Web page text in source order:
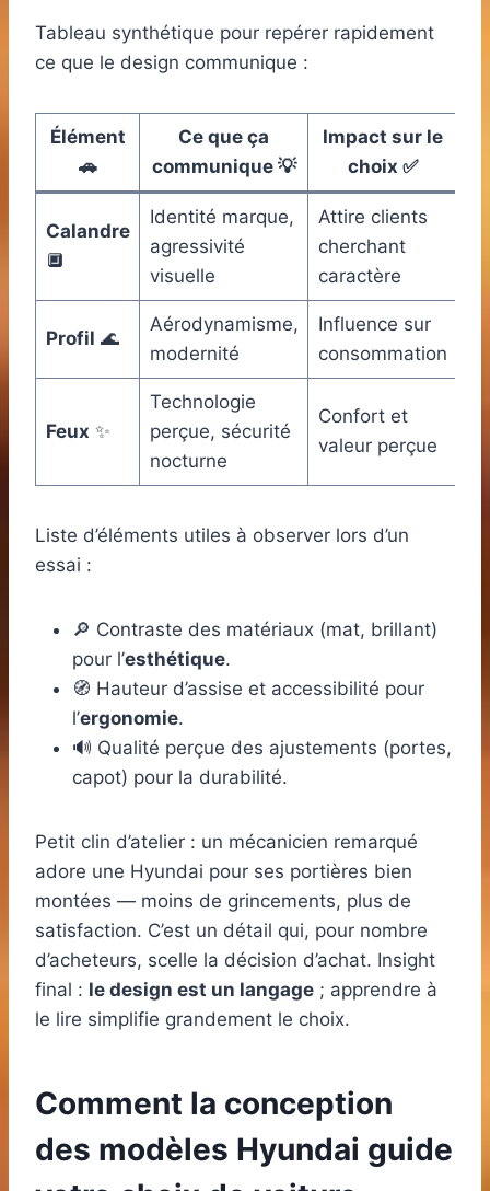
Tableau synthétique pour repérer rapidement
ce que le design communique :
Élément
🚗
Ce que ça
communique 💡
Impact sur le
choix ✅
Calandre
🔲
Identité marque,
agressivité
visuelle
Attire clients
cherchant
caractère
Profil 🌊
Aérodynamisme,
modernité
Influence sur
consommation
Feux ✨
Technologie
perçue, sécurité
nocturne
Confort et
valeur perçue
Liste d’éléments utiles à observer lors d’un
essai :
🔎 Contraste des matériaux (mat, brillant)
pour l’esthétique.
🧭 Hauteur d’assise et accessibilité pour
l’ergonomie.
🔊 Qualité perçue des ajustements (portes,
capot) pour la durabilité.
Petit clin d’atelier : un mécanicien remarqué
adore une Hyundai pour ses portières bien
montées — moins de grincements, plus de
satisfaction. C’est un détail qui, pour nombre
d’acheteurs, scelle la décision d’achat. Insight
final : le design est un langage ; apprendre à
le lire simplifie grandement le choix.
Comment la conception
des modèles Hyundai guide